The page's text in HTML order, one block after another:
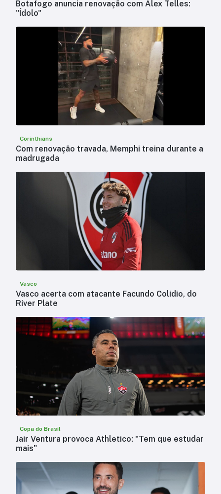
Botafogo anuncia renovação com Alex Telles:
"Ídolo"
Corinthians
Com renovação travada, Memphi treina durante a
madrugada
Vasco
Vasco acerta com atacante Facundo Colidio, do
River Plate
Copa do Brasil
Jair Ventura provoca Athletico: "Tem que estudar
mais"